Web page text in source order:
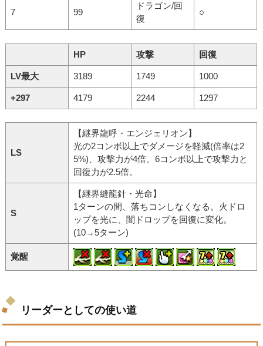
7 99
ドラゴン/回
復
○
HP 攻撃 回復
LV最大 3189 1749 1000
+297 4179 2244 1297
LS
【継界龍呼・エンジェリオン】
光の2コンボ以上でダメージを軽減(倍率は2
5%)、攻撃力が4倍。6コンボ以上で攻撃力と
回復力が2.5倍。
S
【継界縫龍針・光命】
1ターンの間、落ちコンしなくなる。火ドロ
ップを光に、闇ドロップを回復に変化。
(10→5ターン)
覚醒
リーダーとしての使い道